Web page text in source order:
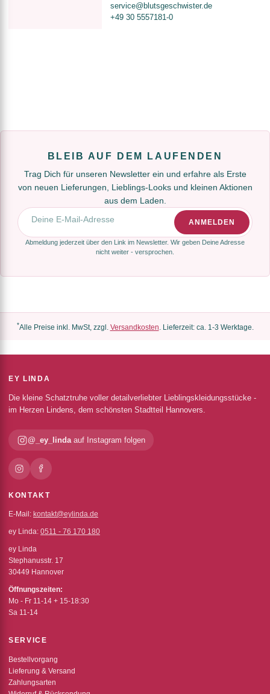
service@blutsgeschwister.de
+49 30 5557181-0
BLEIB AUF DEM LAUFENDEN
Trag Dich für unseren Newsletter ein und erfahre als Erste
von neuen Lieferungen, Lieblings-Looks und kleinen Aktionen
aus dem Laden.
E-Mail-Adresse
ANMELDEN
Abmeldung jederzeit über den Link im Newsletter. Wir geben Deine Adresse
nicht weiter - versprochen.
*Alle Preise inkl. MwSt, zzgl. Versandkosten. Lieferzeit: ca. 1-3 Werktage.
EY LINDA
Die kleine Schatztruhe voller detailverliebter Lieblingskleidungsstücke -
im Herzen Lindens, dem schönsten Stadtteil Hannovers.
@_ey_lindaauf Instagram folgen
KONTAKT
E-Mail: kontakt@eylinda.de
ey Linda: 0511 - 76 170 180
ey Linda
Stephanusstr. 17
30449 Hannover
Öffnungszeiten:
Mo - Fr 11-14 + 15-18:30
Sa 11-14
SERVICE
Bestellvorgang
Lieferung & Versand
Zahlungsarten